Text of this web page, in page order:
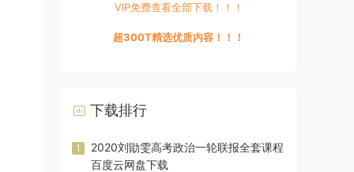
VIP免费查看全部下载！！！
超300T精选优质内容！！！
下载排行
1
2020刘勖雯高考政治一轮联报全套课程
百度云网盘下载